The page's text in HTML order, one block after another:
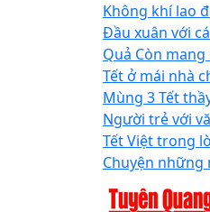
Không khí lao
Đầu xuân với
Quả Còn
Tết ở mái nhà
Mùng 3 Tết
Người trẻ với
Tết Việt trong
Chuyện